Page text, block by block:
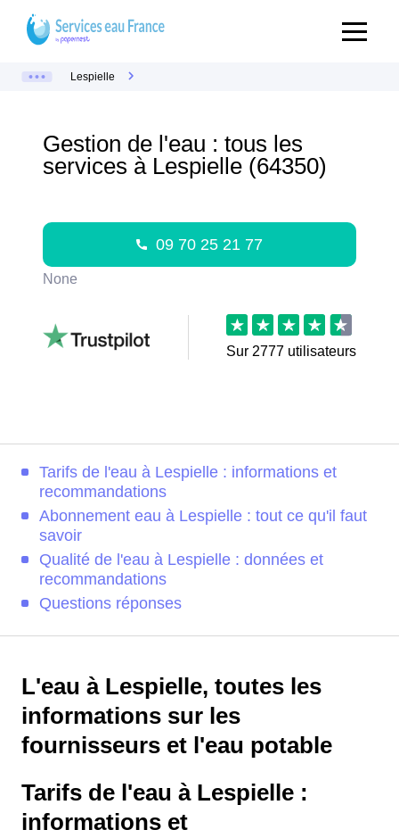
Lespielle
Gestion de l'eau : tous les
services à Lespielle (64350)
09 70 25 21 77
None
Sur 2777 utilisateurs
Tarifs de l'eau à Lespielle : informations et
recommandations
Abonnement eau à Lespielle : tout ce qu'il faut
savoir
Qualité de l'eau à Lespielle : données et
recommandations
Questions réponses
L'eau à Lespielle, toutes les
informations sur les
fournisseurs et l'eau potable
Tarifs de l'eau à Lespielle :
informations et